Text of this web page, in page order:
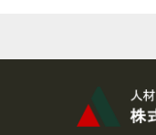
資料送付、受講相談
その他、お問い合わ
なお、ご連絡手段は